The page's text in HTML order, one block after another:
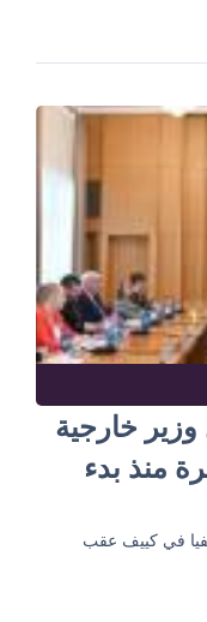
خارجية
منذ بدء
في كييف عقب